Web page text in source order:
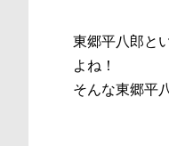
東郷平八郎と
よね！
そんな東郷平